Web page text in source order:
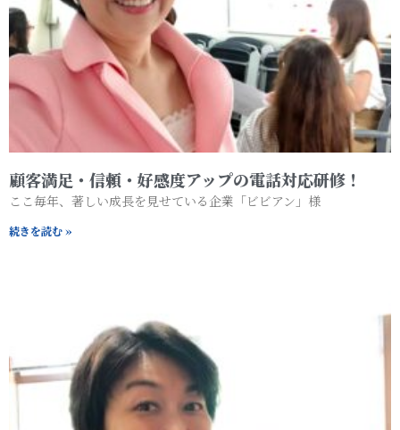
顧客満足・信頼・好感度アップの電話対応研修！
ここ毎年、著しい成長を見せている企業「ビビアン」様
続きを読む »